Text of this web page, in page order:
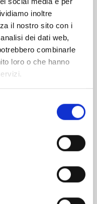
inoltre
il nostro sito con i
dei dati web,
combinarle
loro o che hanno